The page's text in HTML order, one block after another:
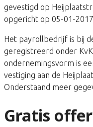
gevestigd op
opgericht op 05-01-
Het payrollbedrijf is bij
geregistreerd onder
ondernemingsvorm is
vestiging aan de
Onderstaand meer
Gratis